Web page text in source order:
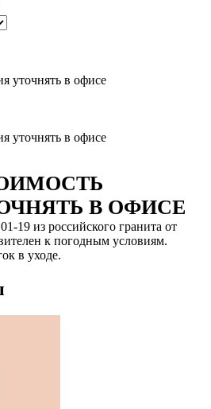
уточнять в офисе
уточнять в офисе
В ОФИСЕ
19 из российского гранита от
к погодным условиям.
в уходе.